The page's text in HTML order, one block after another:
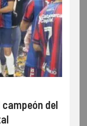
campeón del